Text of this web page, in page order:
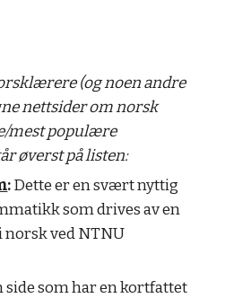
(og noen andre
nettsider om norsk
mest populære
øverst på listen:
:Dette er en svært nyttig
som drives av en
ved NTNU
side som har en kortfattet